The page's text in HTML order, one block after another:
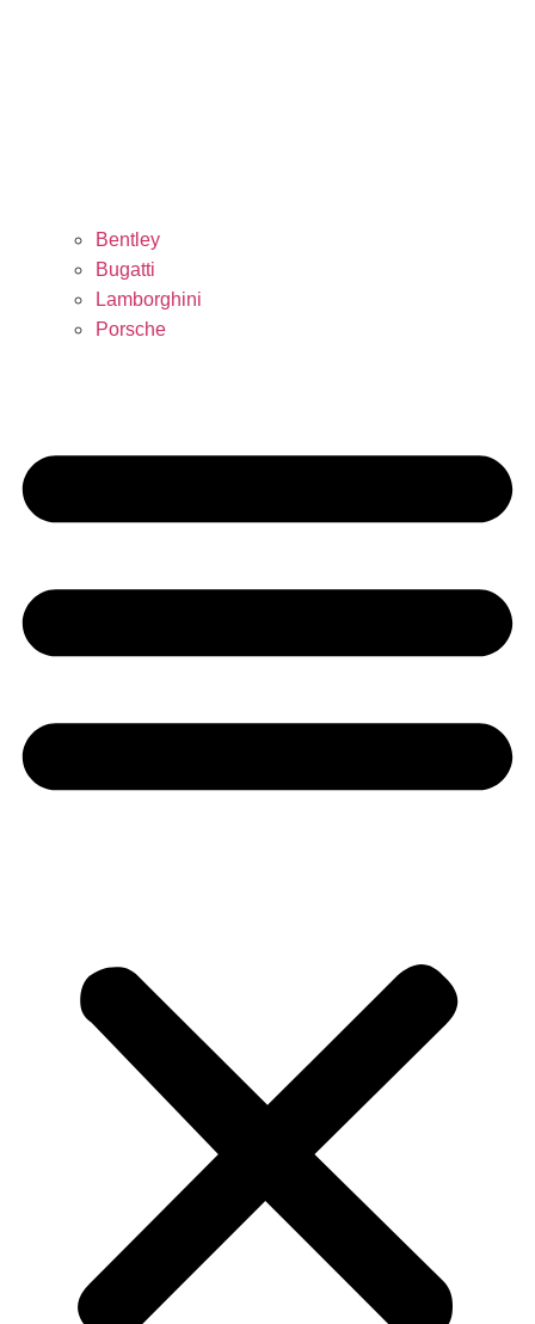
Bentley
Bugatti
Lamborghini
Porsche